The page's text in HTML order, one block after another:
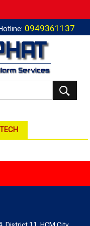
0949361137